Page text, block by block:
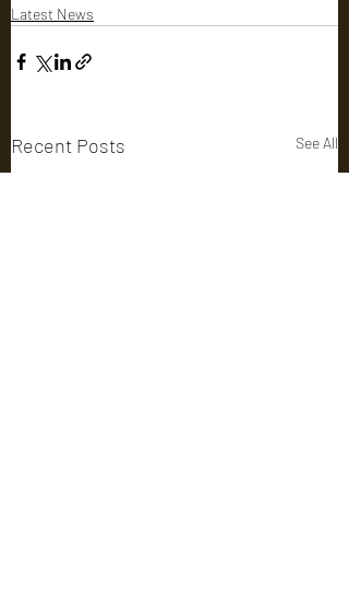
Latest News
Recent Posts See All